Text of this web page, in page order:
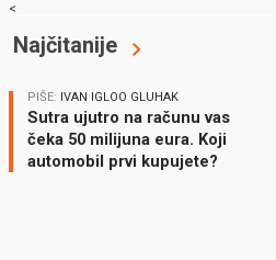
<
Najčitanije
PIŠE: IVAN IGLOO GLUHAK
Sutra ujutro na računu vas
čeka 50 milijuna eura. Koji
automobil prvi kupujete?